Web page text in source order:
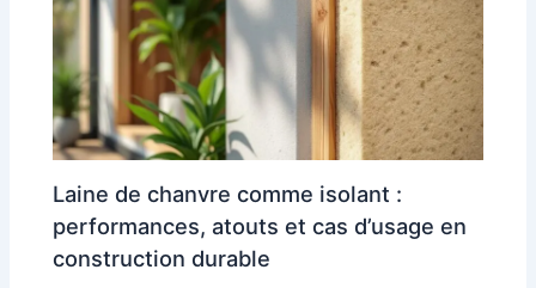
Laine de chanvre comme isolant :
performances, atouts et cas d’usage en
construction durable